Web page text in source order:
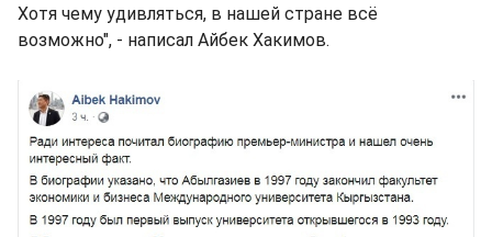
Хотя чему удивляться, в нашей стране всё
возможно", - написал Айбек Хакимов.